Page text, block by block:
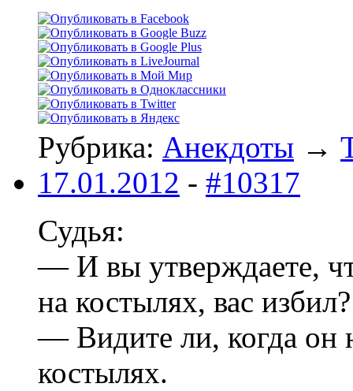
Рубрика: Анекдоты →
17.01.2012 - #10317
Судья:
— И вы утвеpждаете,
на костылях, вас избил?
— Видите ли, когда он
костылях.